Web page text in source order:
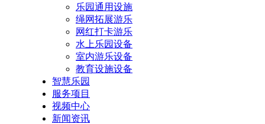
乐园通用设施
绳网拓展游乐
网红打卡游乐
水上乐园设备
室内游乐设备
教育设施设备
智慧乐园
服务项目
视频中心
新闻资讯